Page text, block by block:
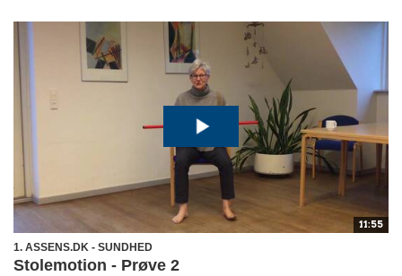
11:55
1. ASSENS.DK - SUNDHED
Stolemotion - Prøve 2